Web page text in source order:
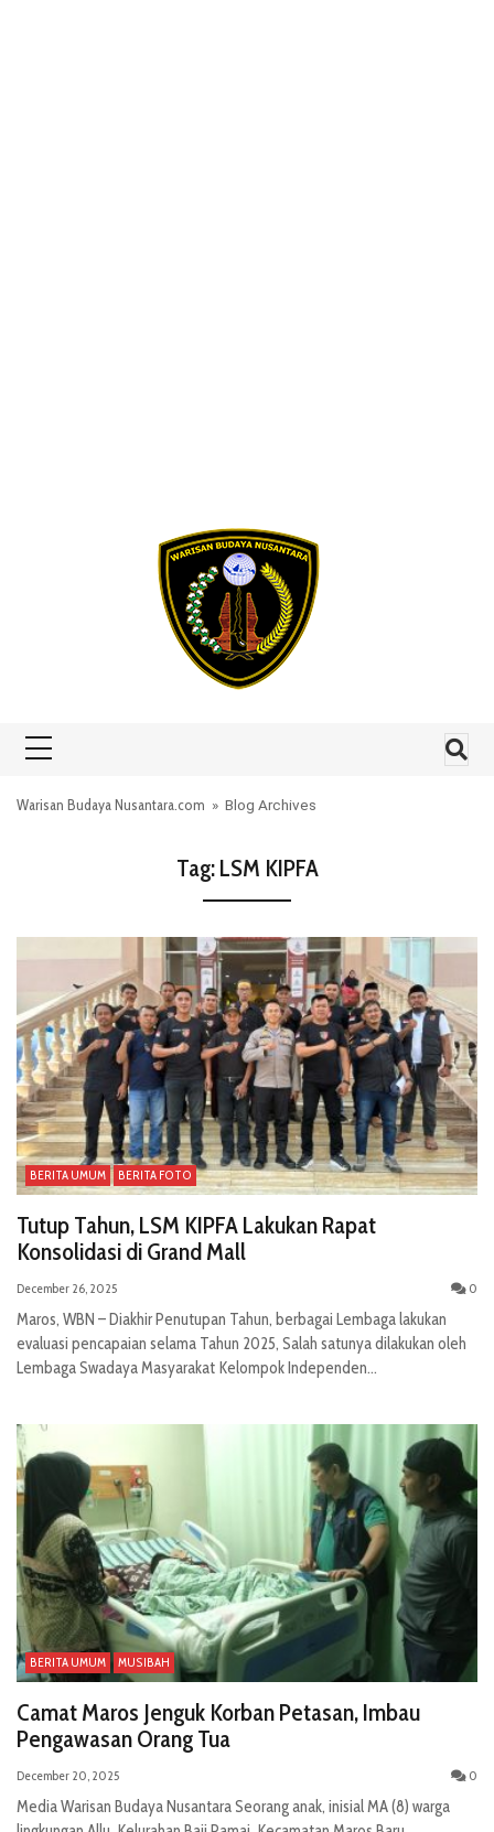
Warisan Budaya Nusantara.com » Blog Archives
Tag:LSM KIPFA
BERITA UMUM BERITA FOTO
Tutup Tahun, LSM KIPFA Lakukan Rapat
Konsolidasi di Grand Mall
December 26, 2025 0
Maros, WBN – Diakhir Penutupan Tahun, berbagai Lembaga lakukan
evaluasi pencapaian selama Tahun 2025, Salah satunya dilakukan oleh
Lembaga Swadaya Masyarakat Kelompok Independen...
BERITA UMUM MUSIBAH
Camat Maros Jenguk Korban Petasan, Imbau
Pengawasan Orang Tua
December 20, 2025 0
Media Warisan Budaya Nusantara Seorang anak, inisial MA (8) warga